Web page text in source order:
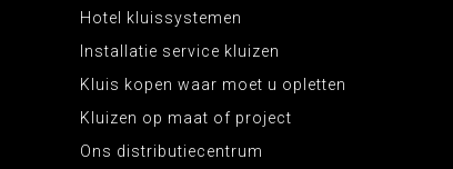
Hotel kluissystemen
Installatie service kluizen
Kluis kopen waar moet u opletten
Kluizen op maat of project
Ons distributiecentrum